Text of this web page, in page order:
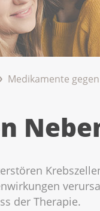
Medikamente
der Therapie.